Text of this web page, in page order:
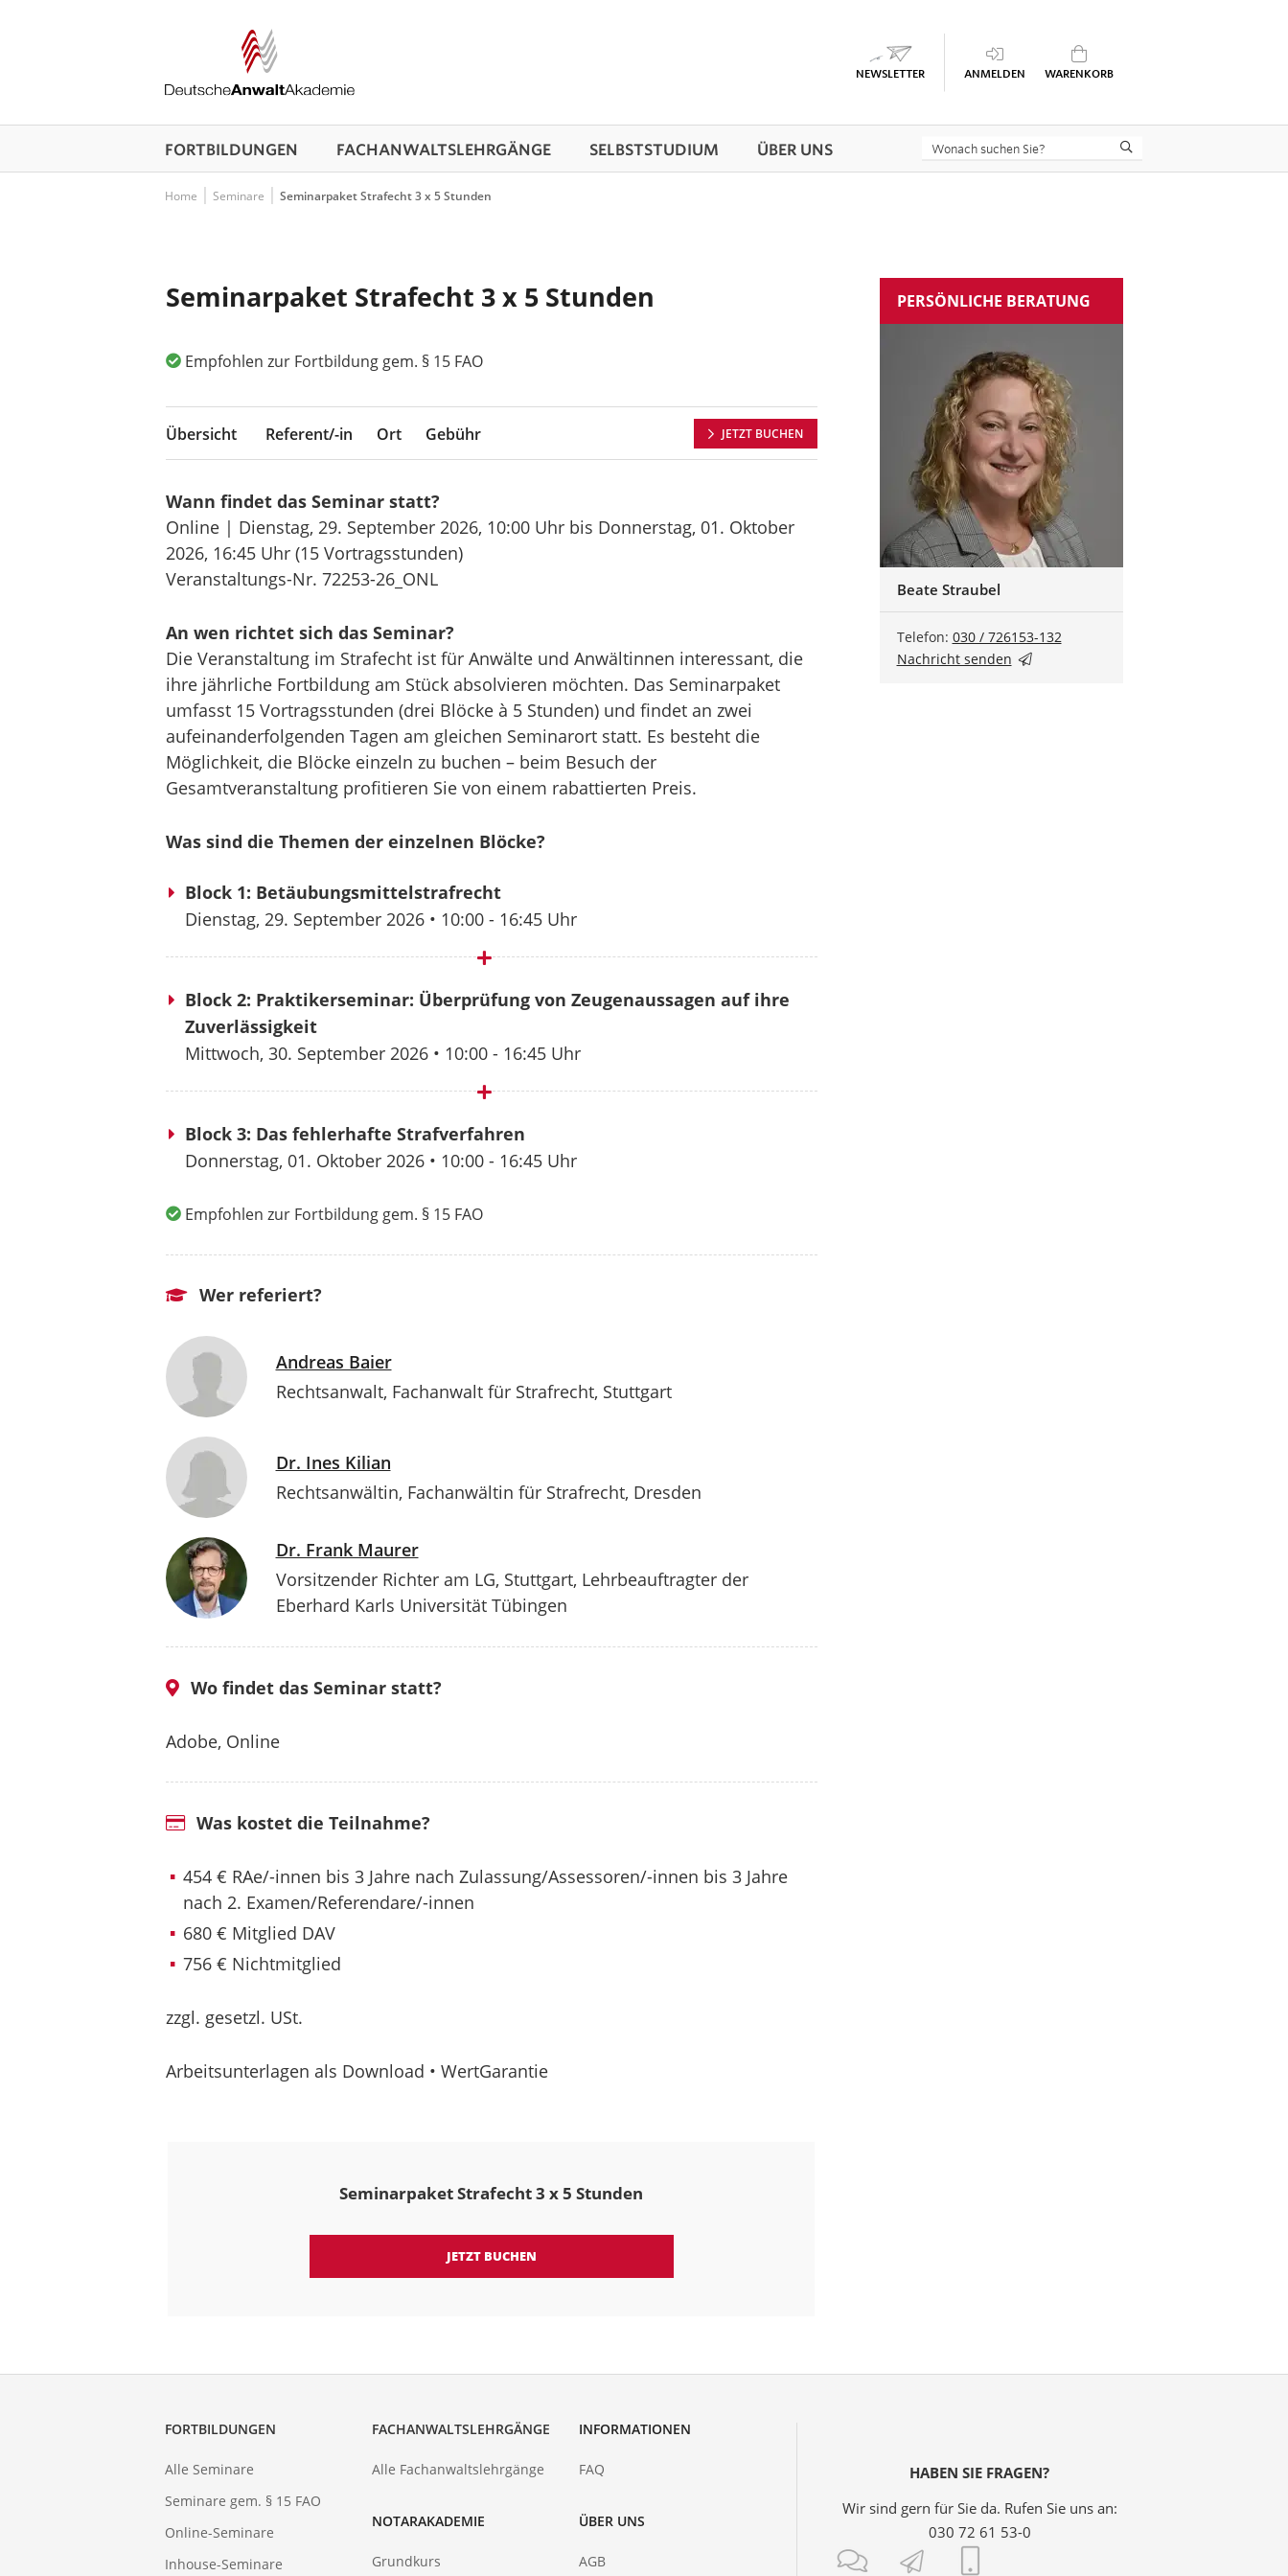
FORTBILDUNGEN FACHANWALTS­LEHRGÄNGE SELBSTSTUDIUM ÜBER UNS
Home Seminare Seminarpaket Strafecht 3 x 5 Stunden
Seminarpaket Strafecht 3 x 5 Stunden
Empfohlen zur Fortbildung gem. § 15 FAO
Übersicht Referent/-in Ort Gebühr JETZT BUCHEN
Wann findet das Seminar statt?
Online | Dienstag, 29. September 2026, 10:00 Uhrbis Donnerstag, 01. Oktober
2026, 16:45 Uhr(15 Vortragsstunden)
Veranstaltungs-Nr. 72253-26_ONL
An wen richtet sich das Seminar?
Die Veranstaltung im Strafecht ist für Anwälte und Anwältinnen interessant, die
ihre jährliche Fortbildung am Stück absolvieren möchten. Das Seminarpaket
umfasst 15 Vortragsstunden (drei Blöcke à 5 Stunden) und findet an zwei
aufeinanderfolgenden Tagen am gleichen Seminarort statt. Es besteht die
Möglichkeit, die Blöcke einzeln zu buchen – beim Besuch der
Gesamtveranstaltung profitieren Sie von einem rabattierten Preis.
Was sind die Themen der einzelnen Blöcke?
Block 1: Betäubungsmittelstrafrecht
Dienstag, 29. September 2026 • 10:00 - 16:45 Uhr
Block 2: Praktikerseminar: Überprüfung von Zeugenaussagen auf ihre
Zuverlässigkeit
Mittwoch, 30. September 2026 • 10:00 - 16:45 Uhr
Block 3: Das fehlerhafte Strafverfahren
Donnerstag, 01. Oktober 2026 • 10:00 - 16:45 Uhr
Empfohlen zur Fortbildung gem. § 15 FAO
Wer referiert?
Andreas Baier
Rechtsanwalt, Fachanwalt für Strafrecht, Stuttgart
Dr. Ines Kilian
Rechtsanwältin, Fachanwältin für Strafrecht, Dresden
Dr. Frank Maurer
Vorsitzender Richter am LG, Stuttgart, Lehrbeauftragter der
Eberhard Karls Universität Tübingen
Wo findet das Seminar statt?
Adobe, Online
Was kostet die Teilnahme?
454 € RAe/-innen bis 3 Jahre nach Zulassung/Assessoren/-innen bis 3 Jahre
nach 2. Examen/Referendare/-innen
680 € Mitglied DAV
756 € Nichtmitglied
zzgl. gesetzl. USt.
Arbeitsunterlagen als Download • WertGarantie
Seminarpaket Strafecht 3 x 5 Stunden
JETZT BUCHEN
PERSÖNLICHE BERATUNG
Beate Straubel
Telefon: 030 / 726153-132
Nachricht senden
FORTBILDUNGEN
Alle Seminare
Seminare gem. § 15 FAO
Online-Seminare
Inhouse-Seminare
FACHANWALTSLEHRGÄNGE
Alle Fachanwaltslehrgänge
NOTARAKADEMIE
Grundkurs
INFORMATIONEN
FAQ
ÜBER UNS
AGB
HABEN SIE FRAGEN?
Wir sind gern für Sie da. Rufen Sie uns an:
030 72 61 53-0